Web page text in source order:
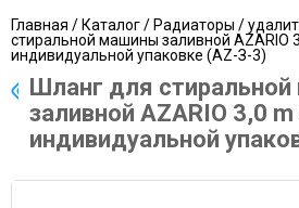
Главная /Каталог/Радиаторы /
стиральной машины заливной AZARIO
индивидуальной упаковке (AZ-З-3)
Шланг для
заливной AZARIO 3,0 m
индивидуальной